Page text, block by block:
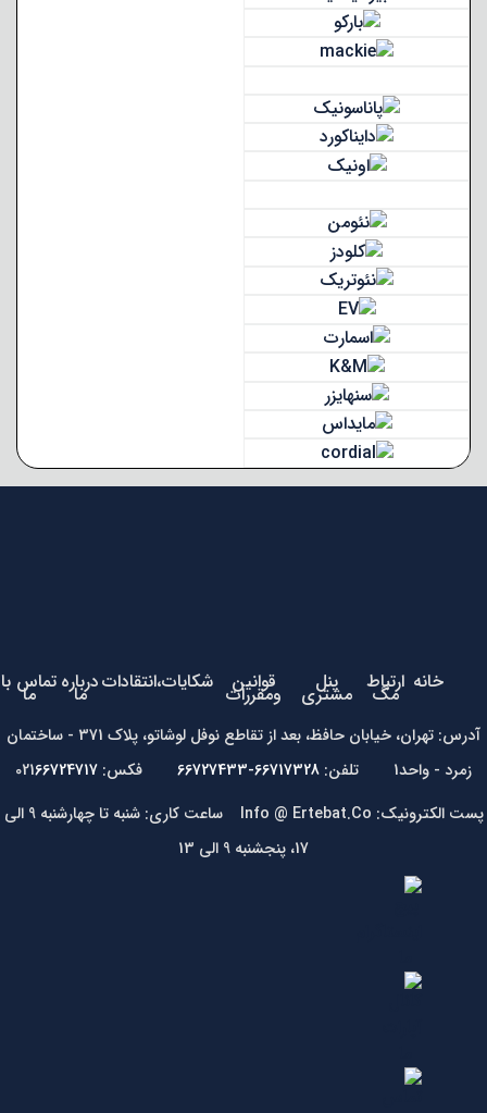
خانه ارتباط
مگ پنل
مشتری قوانین
ومقررات شکایات،انتقاداتدرباره
ما تماس با
ما
آدرس: تهران، خیابان حافظ، بعد از تقاطع نوفل لوشاتو، پلاک 371 - ساختمان
زمرد - واحد1 تلفن:
66717328-66727433 فکس: 021 66724717
پست الکترونیک: Info @ Ertebat.Co ساعت کاری: شنبه تا چهارشنبه 9 الی
17، پنجشنبه 9 الی 13